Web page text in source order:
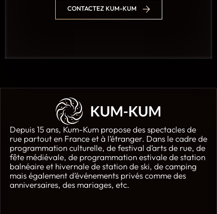
CONTACTEZ KUM-KUM
Depuis 15 ans, Kum-Kum propose des spectacles de
rue partout en France et à l’étranger. Dans le cadre de
programmation culturelle, de festival d’arts de rue, de
fête médiévale, de programmation estivale de station
balnéaire et hivernale de station de ski, de camping
mais également d’événements privés comme des
anniversaires, des mariages, etc.